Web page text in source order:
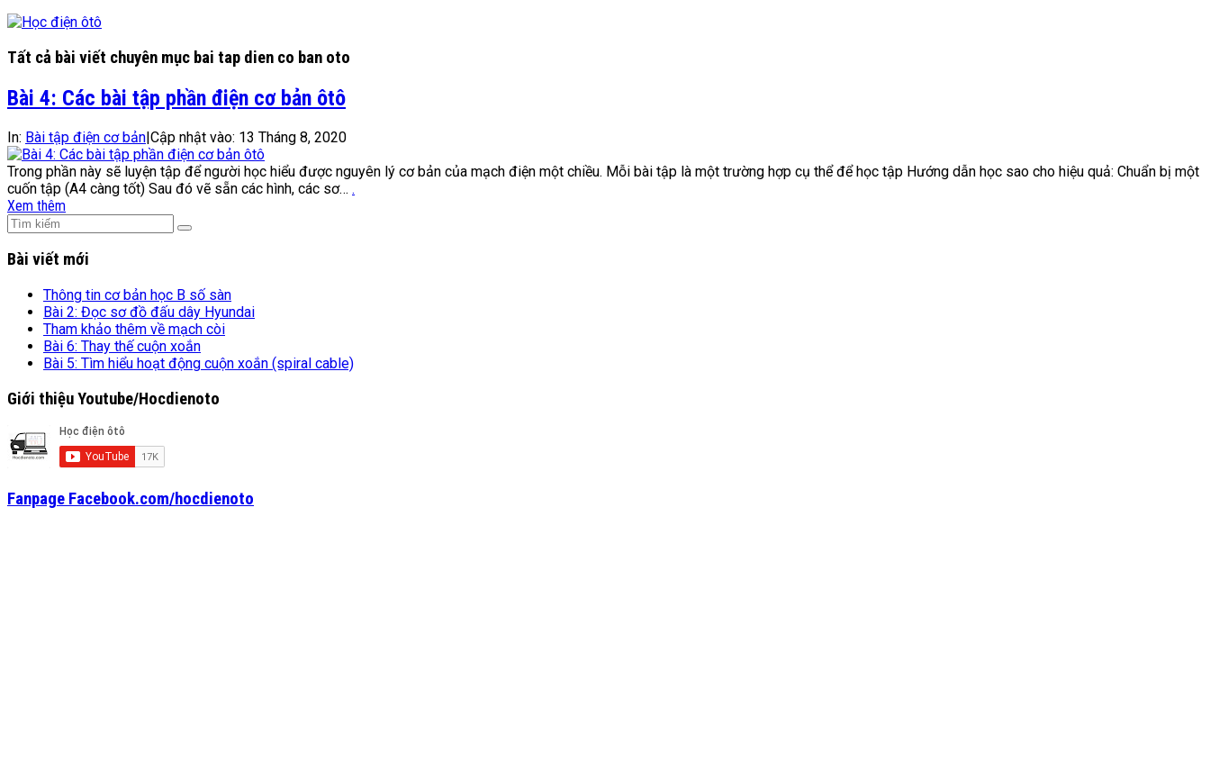
Tất cả bài viết chuyên mục bai tap dien co ban oto
Bài 4: Các bài tập phần điện cơ bản ôtô
In: Bài tập điện cơ bản|Cập nhật vào: 13 Tháng 8, 2020
Trong phần này sẽ luyện tập để người học hiểu được nguyên lý cơ bản của mạch điện một chiều. Mỗi bài tập là một trường hợp cụ thể để học tập Hướng dẫn học sao cho hiệu quả: Chuẩn bị một
cuốn tập (A4 càng tốt) Sau đó vẽ sẵn các hình, các sơ… .
Xem thêm
Bài viết mới
Thông tin cơ bản học B số sàn
Bài 2: Đọc sơ đồ đấu dây Hyundai
Tham khảo thêm về mạch còi
Bài 6: Thay thế cuộn xoắn
Bài 5: Tìm hiểu hoạt động cuộn xoắn (spiral cable)
Giới thiệu Youtube/Hocdienoto
Fanpage Facebook.com/hocdienoto